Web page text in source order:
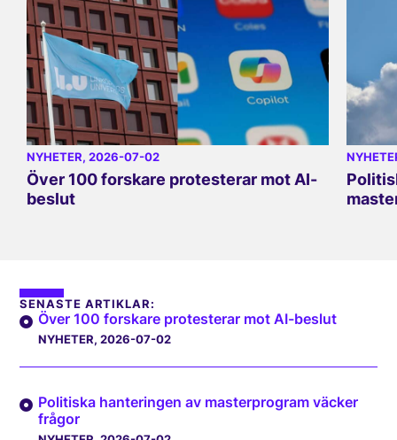
NYHETER, 2026-07-02
Över 100 forskare protesterar mot AI-
beslut
SENASTE ARTIKLAR:
Över 100 forskare protesterar mot AI-beslut
NYHETER, 2026-07-02
Politiska hanteringen av masterprogram väcker
frågor